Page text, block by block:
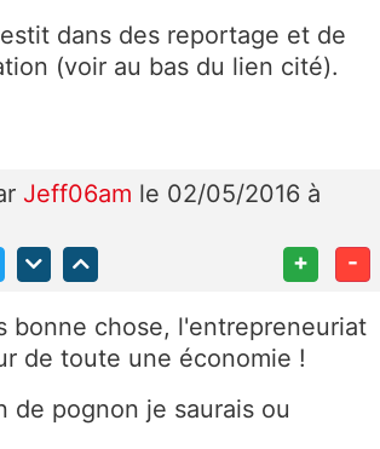
dans des reportage et de
(voir au bas du lien cité).
Jeff06am le 02/05/2016 à
+ -
bonne chose, l'entrepreneuriat
de toute une économie !
de pognon je saurais ou